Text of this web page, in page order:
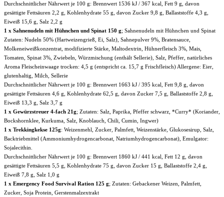
Durchschnittlicher Nährwert je 100 g: Brennwert 1536 kJ / 367 kcal, Fett 9 g, davon
gesättigte Fettsäuren 2,2 g, Kohlenhydrate 55 g, davon Zucker 9,8 g, Ballaststoffe 4,3 g,
Eiweiß 15,6 g, Salz 2,2 g
1 x Sahnenudeln mit Hühnchen und Spinat 150 g; Sahnenudeln mit Hühnchen und Spinat
Zutaten: Nudeln 50% (Hartweizengrieß, Ei, Salz), Sahnepulver 9%, Bratensauce,
Molkeneiweißkonzentrat, modifizierte Stärke, Maltodextrin, Hühnerfleisch 3%, Mais,
Tomaten, Spinat 3%, Zwiebeln, Würzmischung (enthält Sellerie), Salz, Pfeffer, natürliches
Aroma Fleischeinwaage trocken: 4,5 g (entspricht ca. 15,7 g Frischfleisch) Allergene: Eier,
glutenhaltig, Milch, Sellerie
Durchschnittlicher Nährwert je 100 g: Brennwert 1663 kJ / 395 kcal, Fett 9,8 g, davon
gesättigte Fettsäuren 4,6 g, Kohlenhydrate 62,5 g, davon Zucker 7,5 g, Ballaststoffe 2,8 g,
Eiweiß 13,3 g, Salz 3,7 g
1 x Gewürzstreuer 4-fach 21g; Zutaten: Salz, Paprika, Pfeffer schwarz, *Curry* (Koriander,
Bockshornklee, Kurkuma, Salz, Knoblauch, Chili, Cumin, Ingwer)
1 x Trekkingkekse 125g: Weizenmehl, Zucker, Palmfett, Weizenstärke, Glukosesirup, Salz,
Backtriebmittel (Ammoniumhydrogencarbonat, Natriumhydrogencarbonat), Emulgator:
Sojalecithin.
Durchschnittlicher Nährwert je 100 g: Brennwert 1860 kJ / 441 kcal, Fett 12 g, davon
gesättigte Fettsäuren 5,5 g, Kohlenhydrate 75 g, davon Zucker 15 g, Ballaststoffe 2,4 g,
Eiweiß 7,8 g, Salz 1,0 g
1 x Emergency Food Survival Ration 125 g; Zutaten: Gebackener Weizen, Palmfett,
Zucker, Soja Protein, Gerstenmalzextrakt